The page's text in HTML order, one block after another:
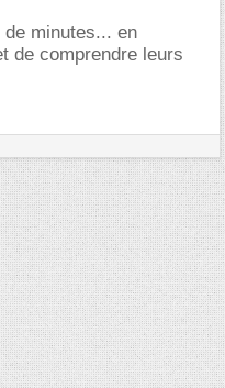
de minutes... en
de comprendre leurs